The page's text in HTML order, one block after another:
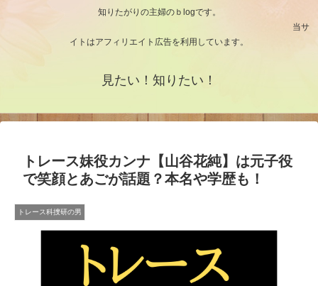
知りたがりの主婦のｂlogです。
当サ
イトはアフィリエイト広告を利用しています。
見たい！知りたい！
トレース妹役カンナ【山谷花純】は元子役
で笑顔とあごが話題？本名や学歴も！
トレース科捜研の男